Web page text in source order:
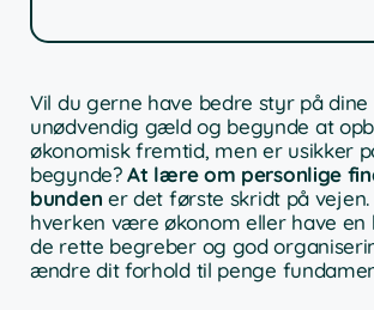
Vil du gerne have bedre styr på
unødvendig gæld og begynde at
økonomisk fremtid, men er usikker
begynde?At lære om personlige
bunden er det første skridt på
hverken være økonom eller have en
de rette begreber og god
ændre dit forhold til penge